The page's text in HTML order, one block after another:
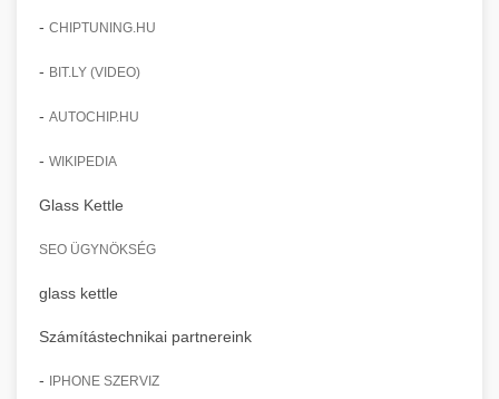
- CHIPTUNING.HU
- BIT.LY (VIDEO)
- AUTOCHIP.HU
- WIKIPEDIA
Glass Kettle
SEO ÜGYNÖKSÉG
glass kettle
Számítástechnikai partnereink
- IPHONE SZERVIZ